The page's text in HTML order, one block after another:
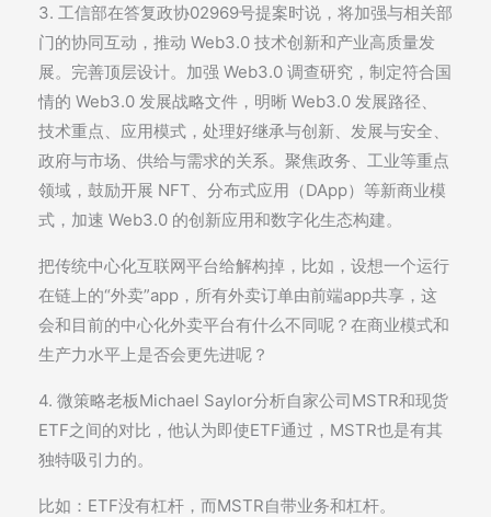
3. 工信部在答复政协02969号提案时说，将加强与相关部
门的协同互动，推动 Web3.0 技术创新和产业高质量发
展。完善顶层设计。加强 Web3.0 调查研究，制定符合国
情的 Web3.0 发展战略文件，明晰 Web3.0 发展路径、
技术重点、应用模式，处理好继承与创新、发展与安全、
政府与市场、供给与需求的关系。聚焦政务、工业等重点
领域，鼓励开展 NFT、分布式应用（DApp）等新商业模
式，加速 Web3.0 的创新应用和数字化生态构建。
把传统中心化互联网平台给解构掉，比如，设想一个运行
在链上的“外卖”app，所有外卖订单由前端app共享，这
会和目前的中心化外卖平台有什么不同呢？在商业模式和
生产力水平上是否会更先进呢？
4. 微策略老板Michael Saylor分析自家公司MSTR和现货
ETF之间的对比，他认为即使ETF通过，MSTR也是有其
独特吸引力的。
比如：ETF没有杠杆，而MSTR自带业务和杠杆。